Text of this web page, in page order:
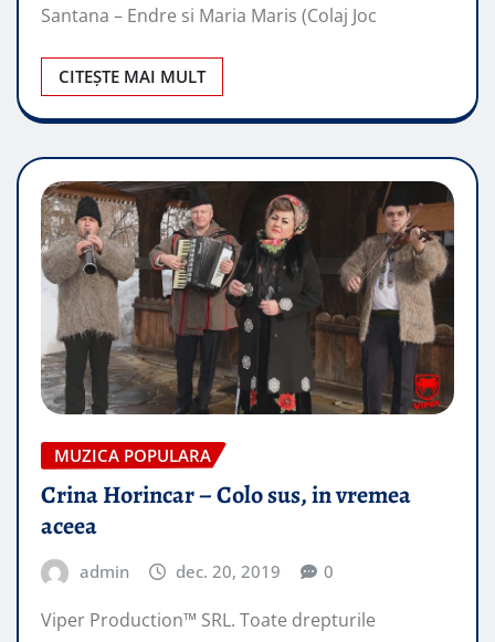
Santana – Endre si Maria Maris (Colaj Joc
CITEȘTE MAI MULT
MUZICA POPULARA
Crina Horincar – Colo sus, in vremea
aceea
admin dec. 20, 2019 0
Viper Production™ SRL. Toate drepturile